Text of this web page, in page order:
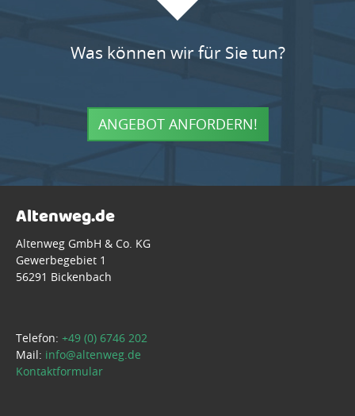
Was können wir für Sie tun?
ANGEBOT ANFORDERN!
Altenweg.de
Altenweg GmbH & Co. KG
Gewerbegebiet 1
56291 Bickenbach
Telefon: +49 (0) 6746 202
Mail: info@altenweg.de
Kontaktformular